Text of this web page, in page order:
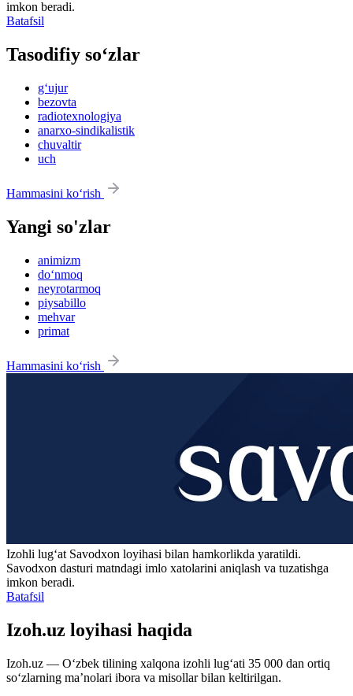
imkon beradi.
Batafsil
Tasodifiy so‘zlar
g‘ujur
bezovta
radiotexnologiya
anarxo-sindikalistik
chuvaltir
uch
Hammasini ko‘rish
Yangi so'zlar
animizm
do‘nmoq
neyrotarmoq
piysabillo
mehvar
primat
Hammasini ko‘rish
Izohli lugʻat Savodxon loyihasi bilan hamkorlikda yaratildi.
Savodxon dasturi matndagi imlo xatolarini aniqlash va tuzatishga
imkon beradi.
Batafsil
Izoh.uz loyihasi haqida
Izoh.uz — O‘zbek tilining xalqona izohli lug‘ati 35 000 dan ortiq
so‘zlarning ma’nolari ibora va misollar bilan keltirilgan.